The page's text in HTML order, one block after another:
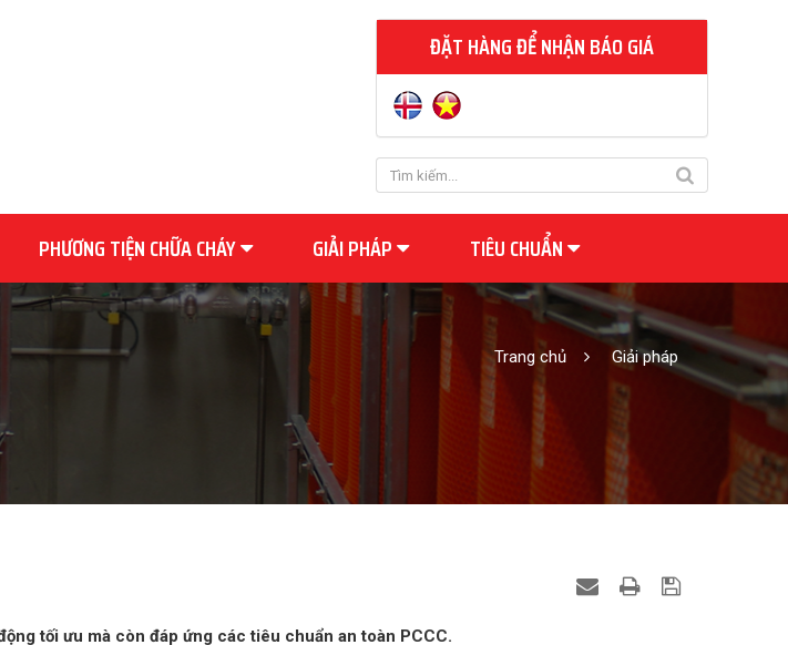
ĐẶT HÀNG ĐỂ NHẬN BÁO GIÁ
PHƯƠNG TIỆN CHỮA CHÁY GIẢI PHÁP TIÊU CHUẨN
Trang chủ Giải pháp
tối ưu mà còn đáp ứng các tiêu chuẩn an toàn PCCC.